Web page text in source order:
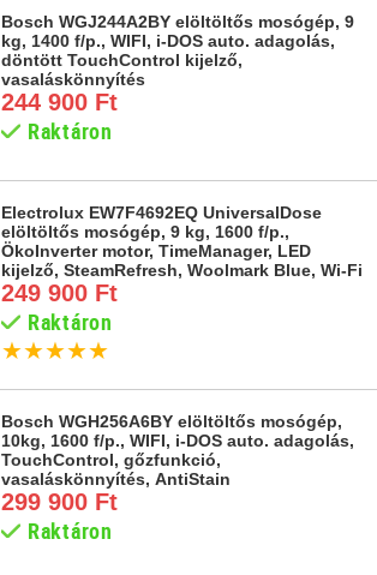
Bosch WGJ244A2BY elöltöltős mosógép, 9
kg, 1400 f/p., WIFI, i-DOS auto. adagolás,
döntött TouchControl kijelző,
vasaláskönnyítés
244 900 Ft
Raktáron
Electrolux EW7F4692EQ UniversalDose
elöltöltős mosógép, 9 kg, 1600 f/p.,
ÖkoInverter motor, TimeManager, LED
kijelző, SteamRefresh, Woolmark Blue, Wi-Fi
249 900 Ft
Raktáron
★★★★★
Bosch WGH256A6BY elöltöltős mosógép,
10kg, 1600 f/p., WIFI, i-DOS auto. adagolás,
TouchControl, gőzfunkció,
vasaláskönnyítés, AntiStain
299 900 Ft
Raktáron